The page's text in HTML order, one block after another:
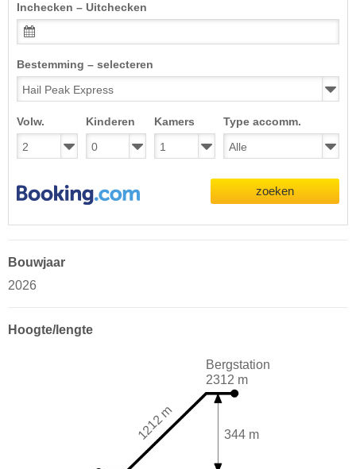
Inchecken – Uitchecken
Bestemming – selecteren
Volw. Kinderen Kamers Type accomm.
zoeken
Bouwjaar
2026
Hoogte/lengte
Bergstation
2312 m
344 m
1212 m